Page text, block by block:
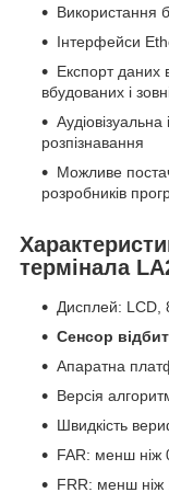
Використання
Інтерфейси
Експорт даних
вбудованих і
Аудіовізуальна
розпізнавання
Можливе
розробників
термінала
Дисплей: LCD,
Сенсор
Апаратна
Версія
Швидкість
FAR: менш ніж
FRR: менш ніж